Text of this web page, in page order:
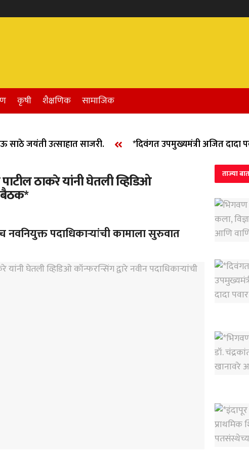
कृषी शैक्षणिक सामाजिक
जयंती उत्साहात साजरी. *दिवंगत उपमुख्यमंत्री अजित दादा
पाटील ठाकरे यांनी घेतली व्हिडिओ
बैठक*
नवनियुक्त पदाधिकाऱ्यांची कामाला सुरुवात
ताज्या